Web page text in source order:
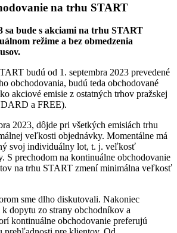
na trhu START
sa bude s akciami na trhu START
režime a bez obmedzenia
budú od 1. septembra 2023 prevedené
obchodovania, budú teda obchodované
akciové emisie z ostatných trhov pražskej
a FREE).
2023, dôjde pri všetkých emisiách trhu
veľkosti objednávky. Momentálne má
svoj individuálny lot, t. j. veľkosť
S prechodom na kontinuálne obchodovanie
na trhu START zmení minimálna veľkosť
sme dlho diskutovali. Nakoniec
dopytu zo strany obchodníkov a
kontinuálne obchodovanie preferujú